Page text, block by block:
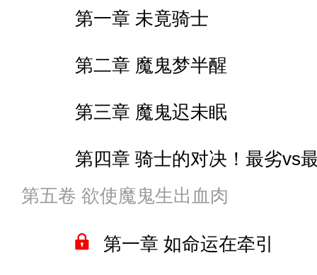
第一章 未竟骑士
第二章 魔鬼梦半醒
第三章 魔鬼迟未眠
第四章 骑士的对决！最劣vs
第五章 劣剑之名
第六章 照片外的风景
第五卷 欲使魔鬼生出血肉
第一章 如命运在牵引